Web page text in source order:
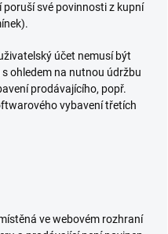
poruší své povinnosti z kupní
účet nemusí být
ohledem na nutnou údržbu
prodávajícího, popř.
vybavení třetích
ve webovém rozhraní